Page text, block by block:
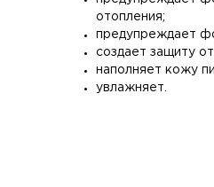
отопления;
предупреждает
создает защиту
наполняет кожу
увлажняет.